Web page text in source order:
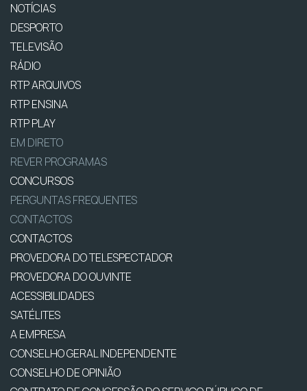
NOTÍCIAS
DESPORTO
TELEVISÃO
RÁDIO
RTP ARQUIVOS
RTP ENSINA
RTP PLAY
EM DIRETO
REVER PROGRAMAS
CONCURSOS
PERGUNTAS FREQUENTES
CONTACTOS
CONTACTOS
PROVEDORA DO TELESPECTADOR
PROVEDORA DO OUVINTE
ACESSIBILIDADES
SATÉLITES
A EMPRESA
CONSELHO GERAL INDEPENDENTE
CONSELHO DE OPINIÃO